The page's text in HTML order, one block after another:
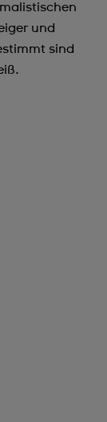
und
sind